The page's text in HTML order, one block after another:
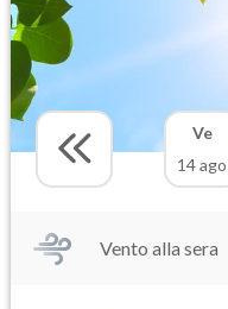
Ve
14 ago
Vento alla sera